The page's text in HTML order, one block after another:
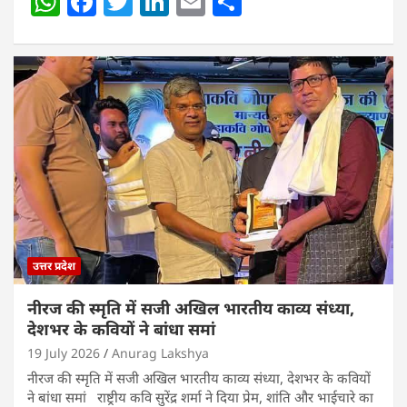
at
s
A
p
p
c
e
b
o
o
k
itt
er
k
e
dI
n
ai
l
ar
e
उत्तर प्रदेश
नीरज की स्मृति में सजी अखिल भारतीय काव्य संध्या,
देशभर के कवियों ने बांधा समां
19 July 2026 Anurag Lakshya
नीरज की स्मृति में सजी अखिल भारतीय काव्य संध्या, देशभर के कवियों
ने बांधा समां राष्ट्रीय कवि सुरेंद्र शर्मा ने दिया प्रेम, शांति और भाईचारे का